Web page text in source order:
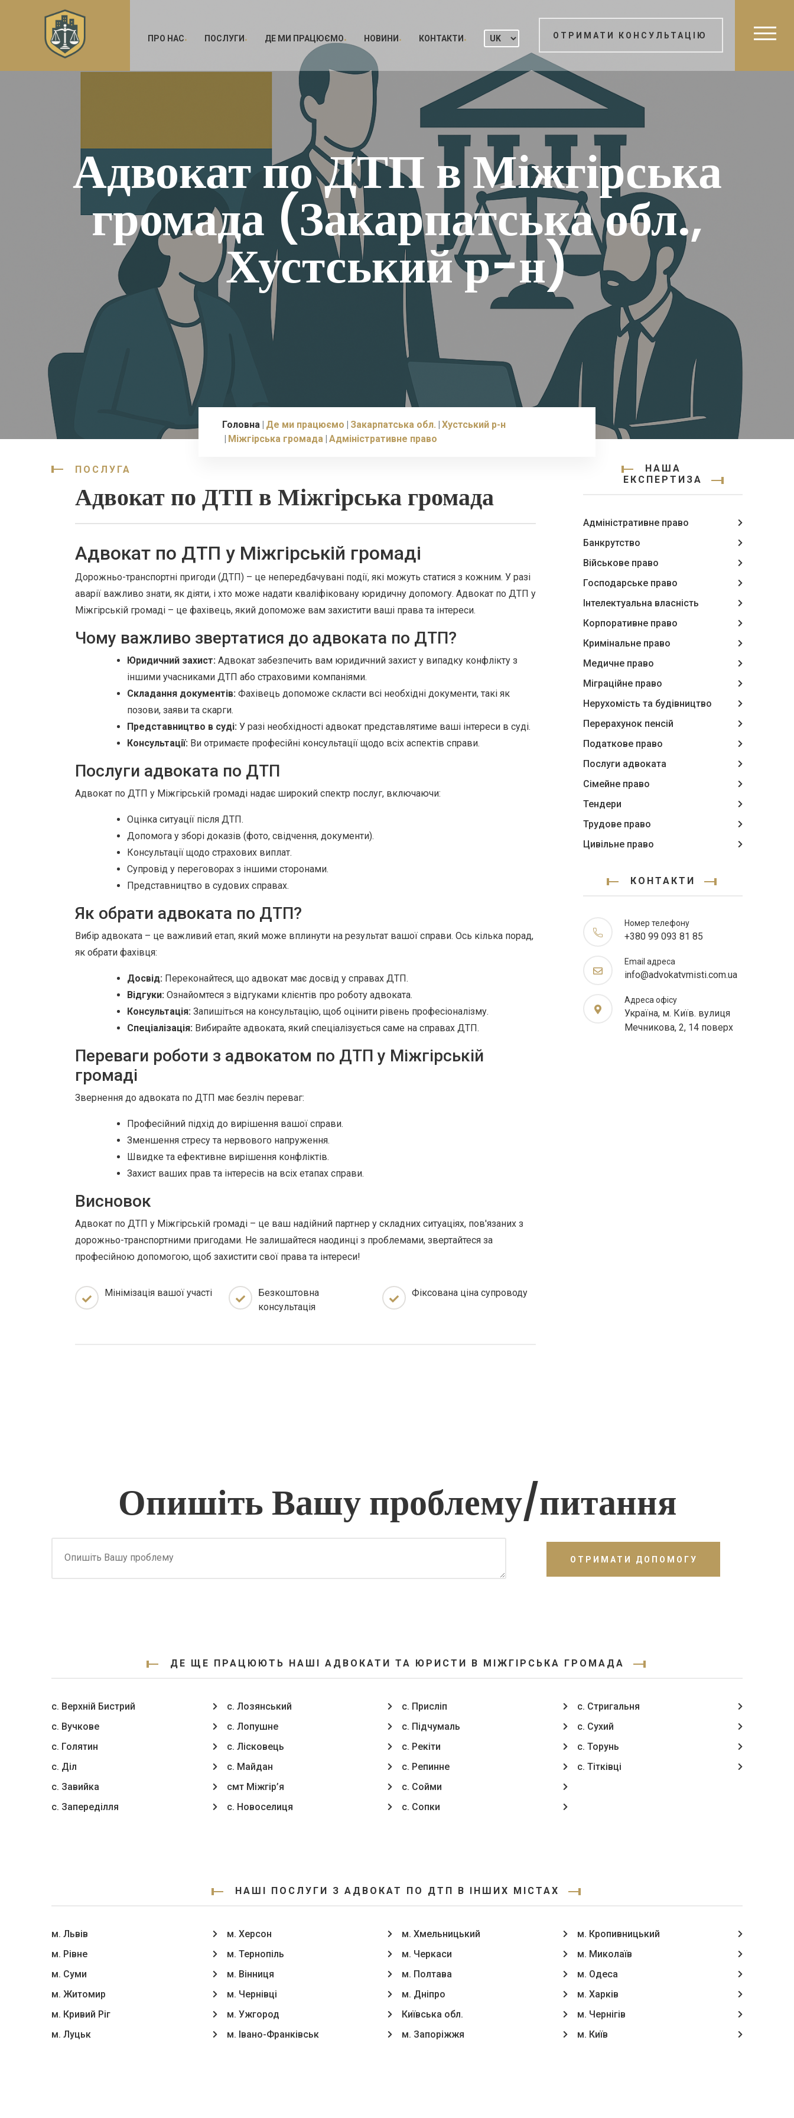
ПРО НАС ПОСЛУГИ ДЕ МИ ПРАЦЮЄМО НОВИНИ КОНТАКТИ ОТРИМАТИ КОНСУЛЬТАЦІЮ
Адвокат по ДТП в Міжгірська
громада (Закарпатська обл.,
Хустський р-н)
Головна Де ми працюємо Закарпатська обл. Хустський р-н
Міжгірська громада Адміністративне право
ПОСЛУГА
Адвокат по ДТП в Міжгірська громада
Адвокат по ДТП у Міжгірській громаді
Дорожньо-транспортні пригоди (ДТП) – це непередбачувані події, які можуть статися з кожним. У разі
аварії важливо знати, як діяти, і хто може надати кваліфіковану юридичну допомогу. Адвокат по ДТП у
Міжгірській громаді – це фахівець, який допоможе вам захистити ваші права та інтереси.
Чому важливо звертатися до адвоката по ДТП?
Юридичний захист: Адвокат забезпечить вам юридичний захист у випадку конфлікту з
іншими учасниками ДТП або страховими компаніями.
Складання документів: Фахівець допоможе скласти всі необхідні документи, такі як
позови, заяви та скарги.
Представництво в суді: У разі необхідності адвокат представлятиме ваші інтереси в суді.
Консультації: Ви отримаєте професійні консультації щодо всіх аспектів справи.
Послуги адвоката по ДТП
Адвокат по ДТП у Міжгірській громаді надає широкий спектр послуг, включаючи:
Оцінка ситуації після ДТП.
Допомога у зборі доказів (фото, свідчення, документи).
Консультації щодо страхових виплат.
Супровід у переговорах з іншими сторонами.
Представництво в судових справах.
Як обрати адвоката по ДТП?
Вибір адвоката – це важливий етап, який може вплинути на результат вашої справи. Ось кілька порад,
як обрати фахівця:
Досвід: Переконайтеся, що адвокат має досвід у справах ДТП.
Відгуки: Ознайомтеся з відгуками клієнтів про роботу адвоката.
Консультація: Запишіться на консультацію, щоб оцінити рівень професіоналізму.
Спеціалізація: Вибирайте адвоката, який спеціалізується саме на справах ДТП.
Переваги роботи з адвокатом по ДТП у Міжгірській
громаді
Звернення до адвоката по ДТП має безліч переваг:
Професійний підхід до вирішення вашої справи.
Зменшення стресу та нервового напруження.
Швидке та ефективне вирішення конфліктів.
Захист ваших прав та інтересів на всіх етапах справи.
Висновок
Адвокат по ДТП у Міжгірській громаді – це ваш надійний партнер у складних ситуаціях, пов'язаних з
дорожньо-транспортними пригодами. Не залишайтеся наодинці з проблемами, звертайтеся за
професійною допомогою, щоб захистити свої права та інтереси!
Мінімізація вашої участі
Безкоштовна
консультація
Фіксована ціна супроводу
НАША
ЕКСПЕРТИЗА
Адміністративне право
Банкрутство
Військове право
Господарське право
Інтелектуальна власність
Корпоративне право
Кримінальне право
Медичне право
Міграційне право
Нерухомість та будівництво
Перерахунок пенсій
Податкове право
Послуги адвоката
Сімейне право
Тендери
Трудове право
Цивільне право
КОНТАКТИ
Номер телефону
+380 99 093 81 85
Email адреса
info@advokatvmisti.com.ua
Адреса офісу
Україна, м. Київ. вулиця
Мечникова, 2, 14 поверх
Опишіть Вашу проблему/питання
ОТРИМАТИ ДОПОМОГУ
ДЕ ЩЕ ПРАЦЮЮТЬ НАШІ АДВОКАТИ ТА ЮРИСТИ В МІЖГІРСЬКА ГРОМАДА
с. Верхній Бистрий
с. Вучкове
с. Голятин
с. Діл
с. Завийка
с. Запереділля
с. Лозянський
с. Лопушне
с. Лісковець
с. Майдан
смт Міжгір’я
с. Новоселиця
с. Присліп
с. Підчумаль
с. Рекіти
с. Репинне
с. Сойми
с. Сопки
с. Стригальня
с. Сухий
с. Торунь
с. Тітківці
НАШІ ПОСЛУГИ З АДВОКАТ ПО ДТП В ІНШИХ МІСТАХ
м. Львів
м. Рівне
м. Суми
м. Житомир
м. Кривий Ріг
м. Луцьк
м. Херсон
м. Тернопіль
м. Вінниця
м. Чернівці
м. Ужгород
м. Івано-Франківськ
м. Хмельницький
м. Черкаси
м. Полтава
м. Дніпро
Київська обл.
м. Запоріжжя
м. Кропивницький
м. Миколаїв
м. Одеса
м. Харків
м. Чернігів
м. Київ